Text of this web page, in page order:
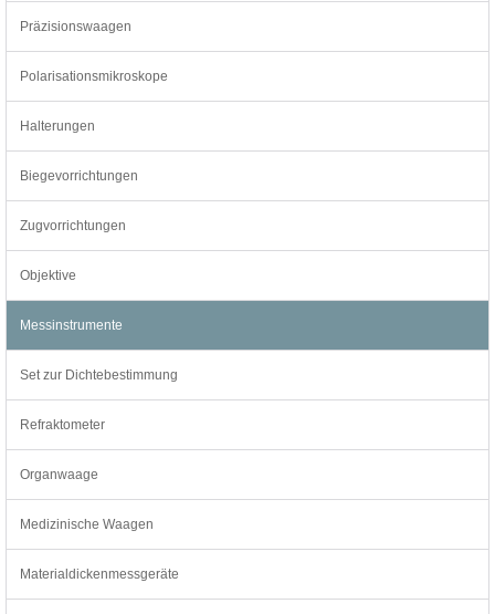
Präzisionswaagen
Polarisationsmikroskope
Halterungen
Biegevorrichtungen
Zugvorrichtungen
Objektive
Messinstrumente
Set zur Dichtebestimmung
Refraktometer
Organwaage
Medizinische Waagen
Materialdickenmessgeräte